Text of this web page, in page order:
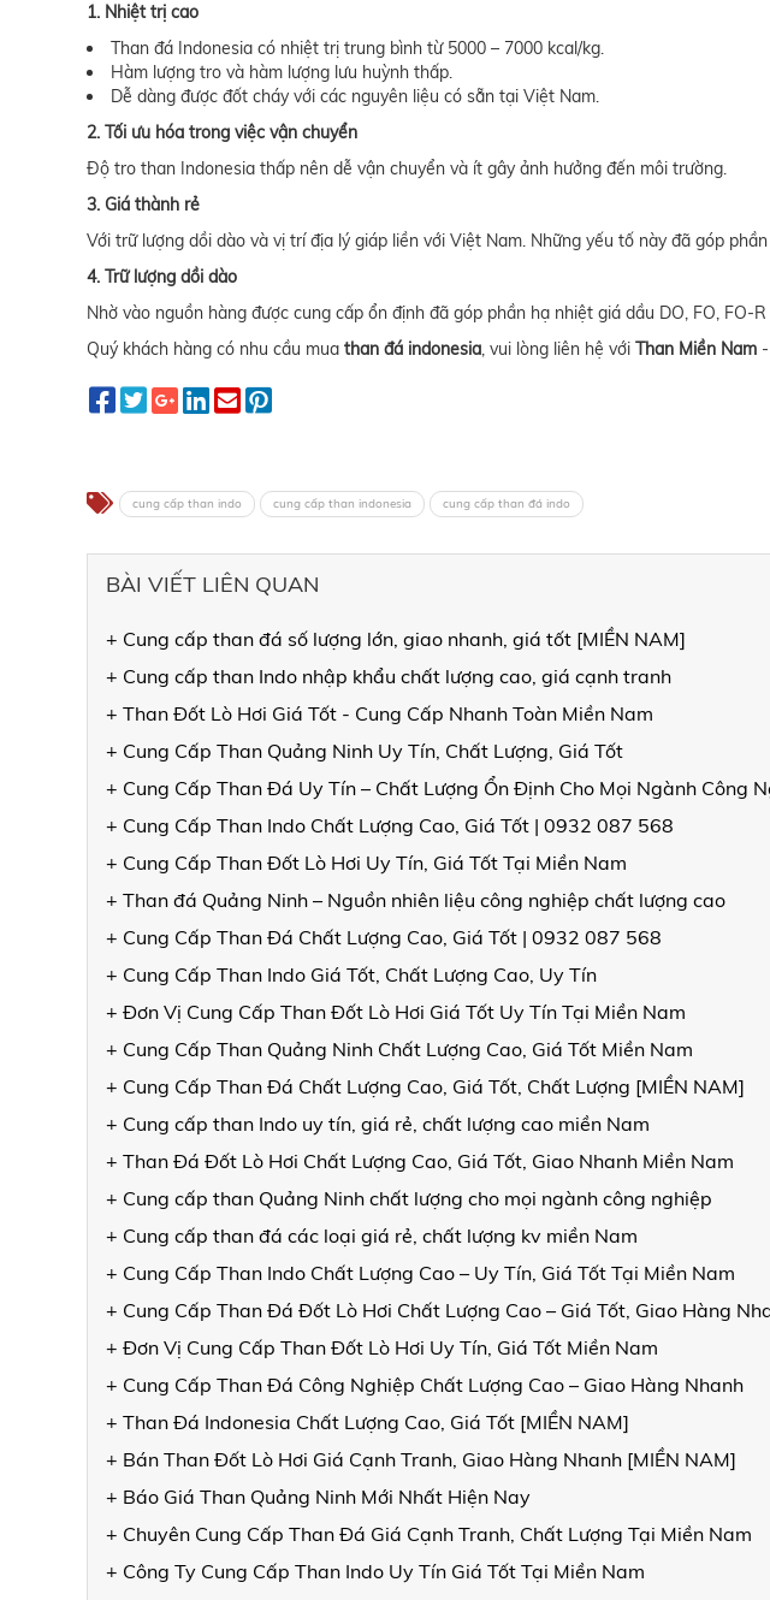
1. Nhiệt trị cao
Than đá Indonesia có nhiệt trị trung bình từ 5000 – 7000 kcal/kg.
Hàm lượng tro và hàm lượng lưu huỳnh thấp.
Dễ dàng được đốt cháy với các nguyên liệu có sẵn tại Việt Nam.
2. Tối ưu hóa trong việc vận chuyển
Độ tro than Indonesia thấp nên dễ vận chuyển và ít gây ảnh hưởng đến môi trường.
3. Giá thành rẻ
Với trữ lượng dồi dào và vị trí địa lý giáp liền với Việt Nam. Những yếu tố này đã góp
4. Trữ lượng dồi dào
Nhờ vào nguồn hàng được cung cấp ổn định đã góp phần hạ nhiệt giá dầu DO, FO,
Quý khách hàng có nhu cầu mua than đá indonesia, vui lòng liên hệ với Than Miền Nam
cung cấp than indo cung cấp than indonesia cung cấp than đá indo
BÀI VIẾT LIÊN QUAN
+ Cung cấp than đá số lượng lớn, giao nhanh, giá tốt [MIỀN NAM]
+ Cung cấp than Indo nhập khẩu chất lượng cao, giá cạnh tranh
+ Than Đốt Lò Hơi Giá Tốt - Cung Cấp Nhanh Toàn Miền Nam
+ Cung Cấp Than Quảng Ninh Uy Tín, Chất Lượng, Giá Tốt
+ Cung Cấp Than Đá Uy Tín – Chất Lượng Ổn Định Cho Mọi Ngành Công
+ Cung Cấp Than Indo Chất Lượng Cao, Giá Tốt | 0932 087 568
+ Cung Cấp Than Đốt Lò Hơi Uy Tín, Giá Tốt Tại Miền Nam
+ Than đá Quảng Ninh – Nguồn nhiên liệu công nghiệp chất lượng cao
+ Cung Cấp Than Đá Chất Lượng Cao, Giá Tốt | 0932 087 568
+ Cung Cấp Than Indo Giá Tốt, Chất Lượng Cao, Uy Tín
+ Đơn Vị Cung Cấp Than Đốt Lò Hơi Giá Tốt Uy Tín Tại Miền Nam
+ Cung Cấp Than Quảng Ninh Chất Lượng Cao, Giá Tốt Miền Nam
+ Cung Cấp Than Đá Chất Lượng Cao, Giá Tốt, Chất Lượng [MIỀN NAM]
+ Cung cấp than Indo uy tín, giá rẻ, chất lượng cao miền Nam
+ Than Đá Đốt Lò Hơi Chất Lượng Cao, Giá Tốt, Giao Nhanh Miền Nam
+ Cung cấp than Quảng Ninh chất lượng cho mọi ngành công nghiệp
+ Cung cấp than đá các loại giá rẻ, chất lượng kv miền Nam
+ Cung Cấp Than Indo Chất Lượng Cao – Uy Tín, Giá Tốt Tại Miền Nam
+ Cung Cấp Than Đá Đốt Lò Hơi Chất Lượng Cao – Giá Tốt, Giao Hàng
+ Đơn Vị Cung Cấp Than Đốt Lò Hơi Uy Tín, Giá Tốt Miền Nam
+ Cung Cấp Than Đá Công Nghiệp Chất Lượng Cao – Giao Hàng Nhanh
+ Than Đá Indonesia Chất Lượng Cao, Giá Tốt [MIỀN NAM]
+ Bán Than Đốt Lò Hơi Giá Cạnh Tranh, Giao Hàng Nhanh [MIỀN NAM]
+ Báo Giá Than Quảng Ninh Mới Nhất Hiện Nay
+ Chuyên Cung Cấp Than Đá Giá Cạnh Tranh, Chất Lượng Tại Miền Nam
+ Công Ty Cung Cấp Than Indo Uy Tín Giá Tốt Tại Miền Nam